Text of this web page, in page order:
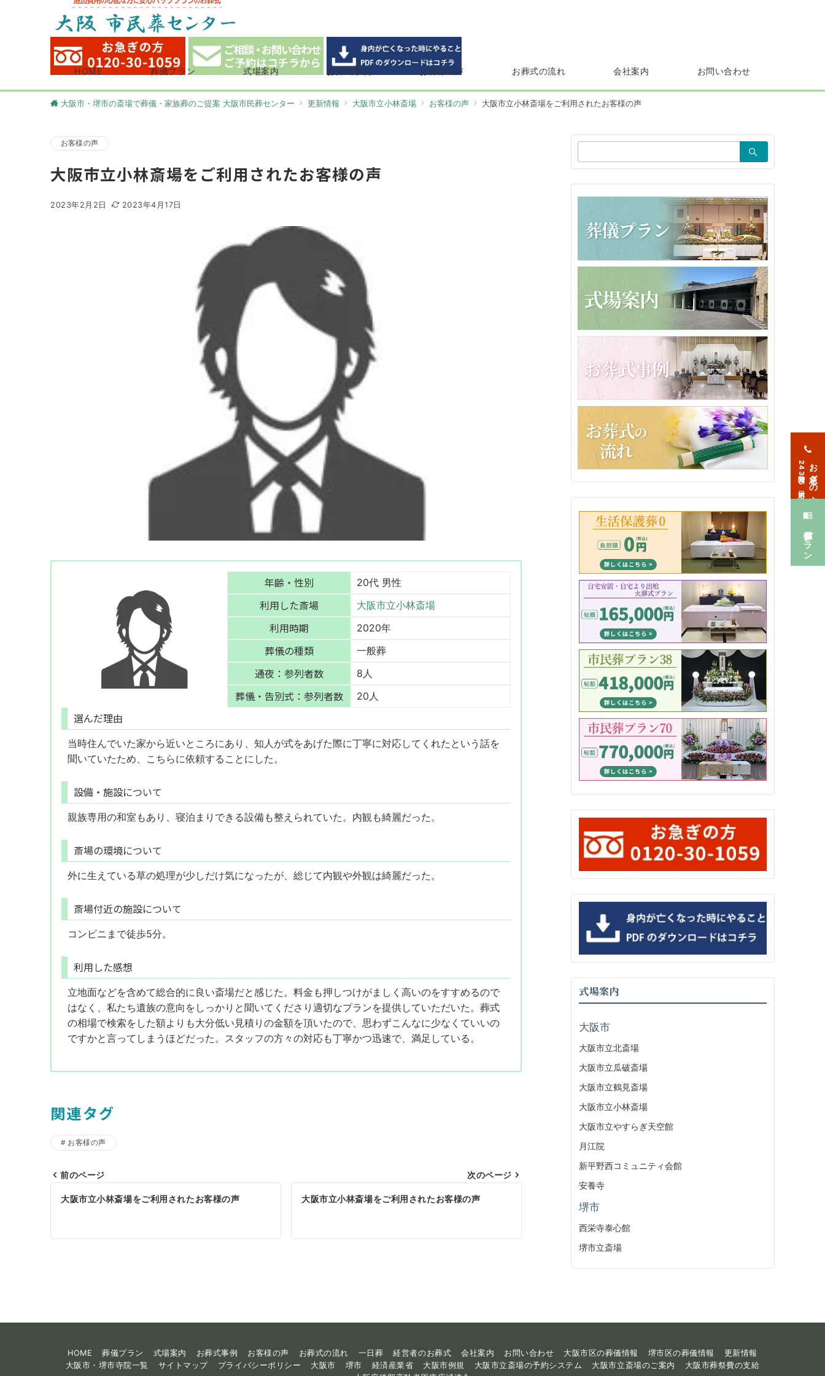
HOME 葬儀プラン 式場案内 お葬式事例 お客様の声 お葬式の流れ 会社案内 お問い合わせ
大阪市・堺市の斎場で葬儀・家族葬のご提案 大阪市民葬センター 更新情報 大阪市立小林斎場 お客様の声 大阪市立小林斎場をご利用されたお客様の声
お客様の声
大阪市立小林斎場をご利用されたお客様の声
2023年2月2日 2023年4月17日
年齢・性別 20代 男性
利用した斎場 大阪市立小林斎場
利用時期 2020年
葬儀の種類 一般葬
通夜：参列者数 8人
葬儀・告別式：参列者数 20人
選んだ理由
当時住んでいた家から近いところにあり、知人が式をあげた際に丁寧に対応してくれたという話を
聞いていたため、こちらに依頼することにした。
設備・施設について
親族専用の和室もあり、寝泊まりできる設備も整えられていた。内観も綺麗だった。
斎場の環境について
外に生えている草の処理が少しだけ気になったが、総じて内観や外観は綺麗だった。
斎場付近の施設について
コンビニまで徒歩5分。
利用した感想
立地面などを含めて総合的に良い斎場だと感じた。料金も押しつけがましく高いのをすすめるので
はなく、私たち遺族の意向をしっかりと聞いてくださり適切なプランを提供していただいた。葬式
の相場で検索をした額よりも大分低い見積りの金額を頂いたので、思わずこんなに少なくていいの
ですかと言ってしまうほどだった。スタッフの方々の対応も丁寧かつ迅速で、満足している。
関連タグ
お客様の声
投
ナ
前のページ
大阪市立小林斎場をご利用されたお客様の声
次のページ
大阪市立小林斎場をご利用されたお客様の声
索：
式場案内
大阪市
大阪市立北斎場
大阪市立瓜破斎場
大阪市立鶴見斎場
大阪市立小林斎場
大阪市立やすらぎ天空館
月江院
新平野西コミュニティ会館
安養寺
堺市
西栄寺泰心館
堺市立斎場
HOME 葬儀プラン 式場案内 お葬式事例 お客様の声 お葬式の流れ 一日葬 経営者のお葬式 会社案内 お問い合わせ 大阪市区の葬儀情報 堺市区の葬儀情報
更新情報
大阪市・堺市寺院一覧
サイトマップ プライバシーポリシー 大阪市 堺市 経済産業省 大阪市例規 大阪市立斎場の予約システム 大阪市立斎場のご案内
大阪市葬祭費の支給
お急ぎの方
24時間365日対応
葬儀プラン